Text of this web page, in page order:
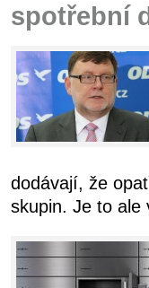
spotřební
dodávají, že
skupin. Je to ale